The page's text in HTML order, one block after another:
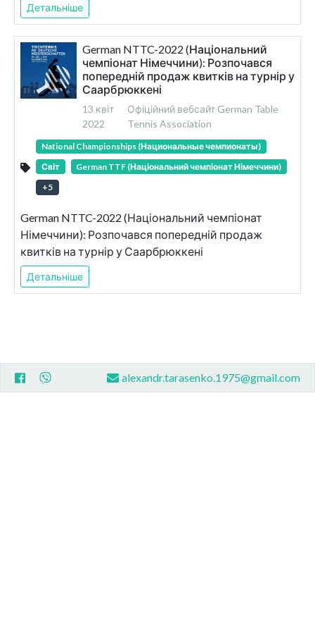
Детальніше
German NTTC-2022 (Національний
чемпіонат Німеччини): Розпочався
попередній продаж квитків на турнір у
Саарбрюккені
13 квіт
2022
Офіційний вебсайт German Table
Tennis Association
National Championships (Национальные чемпионаты)
Світ
German TTF (Національний чемпіонат Німеччини)
+5
German NTTC-2022 (Національний чемпіонат
Німеччини): Розпочався попередній продаж
квитків на турнір у Саарбрюккені
Детальніше
alexandr.tarasenko.1975@gmail.com